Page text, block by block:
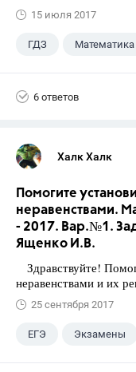
15 июля 2017
ГДЗ Математика
6 ответов
Халк Халк
Помогите
неравенствами.
- 2017. Вар.№1.
Ященко И.В.
Здравствуйте!
неравенствами и их
25 сентября 2017
ЕГЭ Экзамены